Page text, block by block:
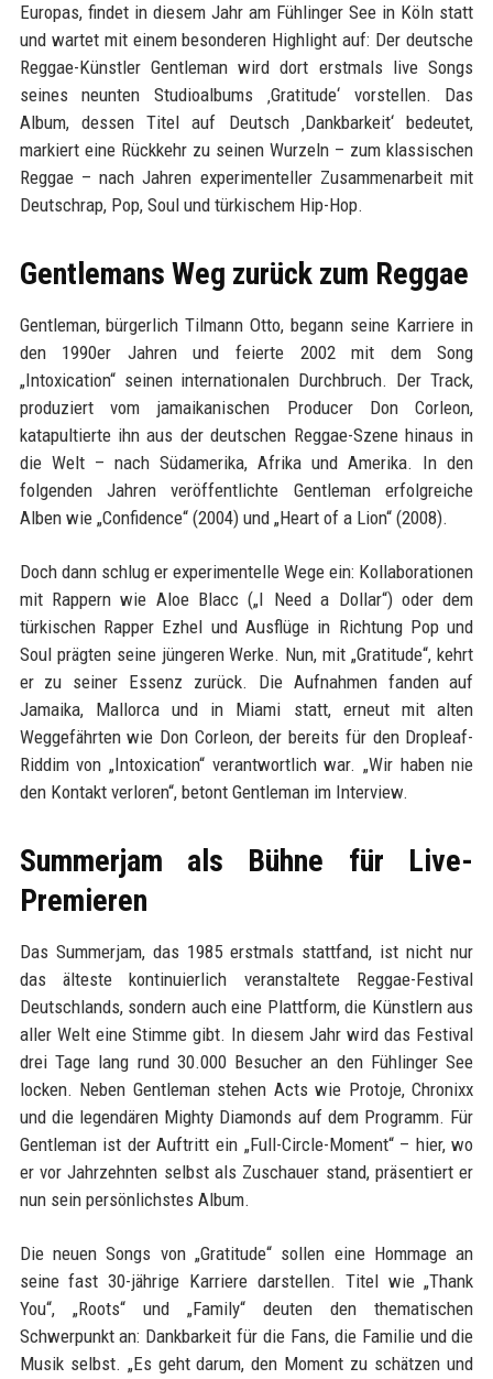
Europas, findet in diesem Jahr am Fühlinger See in Köln statt
und wartet mit einem besonderen Highlight auf: Der deutsche
Reggae-Künstler Gentleman wird dort erstmals live Songs
seines neunten Studioalbums ‚Gratitude‘ vorstellen. Das
Album, dessen Titel auf Deutsch ‚Dankbarkeit‘ bedeutet,
markiert eine Rückkehr zu seinen Wurzeln – zum klassischen
Reggae – nach Jahren experimenteller Zusammenarbeit mit
Deutschrap, Pop, Soul und türkischem Hip-Hop.
Gentlemans Weg zurück zum Reggae
Gentleman, bürgerlich Tilmann Otto, begann seine Karriere in
den 1990er Jahren und feierte 2002 mit dem Song
„Intoxication“ seinen internationalen Durchbruch. Der Track,
produziert vom jamaikanischen Producer Don Corleon,
katapultierte ihn aus der deutschen Reggae-Szene hinaus in
die Welt – nach Südamerika, Afrika und Amerika. In den
folgenden Jahren veröffentlichte Gentleman erfolgreiche
Alben wie „Confidence“ (2004) und „Heart of a Lion“ (2008).
Doch dann schlug er experimentelle Wege ein: Kollaborationen
mit Rappern wie Aloe Blacc („I Need a Dollar“) oder dem
türkischen Rapper Ezhel und Ausflüge in Richtung Pop und
Soul prägten seine jüngeren Werke. Nun, mit „Gratitude“, kehrt
er zu seiner Essenz zurück. Die Aufnahmen fanden auf
Jamaika, Mallorca und in Miami statt, erneut mit alten
Weggefährten wie Don Corleon, der bereits für den Dropleaf-
Riddim von „Intoxication“ verantwortlich war. „Wir haben nie
den Kontakt verloren“, betont Gentleman im Interview.
Summerjam als Bühne für Live-
Premieren
Das Summerjam, das 1985 erstmals stattfand, ist nicht nur
das älteste kontinuierlich veranstaltete Reggae-Festival
Deutschlands, sondern auch eine Plattform, die Künstlern aus
aller Welt eine Stimme gibt. In diesem Jahr wird das Festival
drei Tage lang rund 30.000 Besucher an den Fühlinger See
locken. Neben Gentleman stehen Acts wie Protoje, Chronixx
und die legendären Mighty Diamonds auf dem Programm. Für
Gentleman ist der Auftritt ein „Full-Circle-Moment“ – hier, wo
er vor Jahrzehnten selbst als Zuschauer stand, präsentiert er
nun sein persönlichstes Album.
Die neuen Songs von „Gratitude“ sollen eine Hommage an
seine fast 30-jährige Karriere darstellen. Titel wie „Thank
You“, „Roots“ und „Family“ deuten den thematischen
Schwerpunkt an: Dankbarkeit für die Fans, die Familie und die
Musik selbst. „Es geht darum, den Moment zu schätzen und